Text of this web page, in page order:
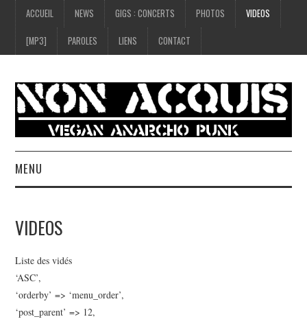
ACCUEIL NEWS GIGS : CONCERTS PHOTOS VIDEOS
[MP3] PAROLES LIENS CONTACT
MENU
NEWS
GIGS : CONCERTS
PHOTOS
VIDEOS
Liste des vidés
‘ASC’,
‘orderby’ => ‘menu_order’,
‘post_parent’ => 12,